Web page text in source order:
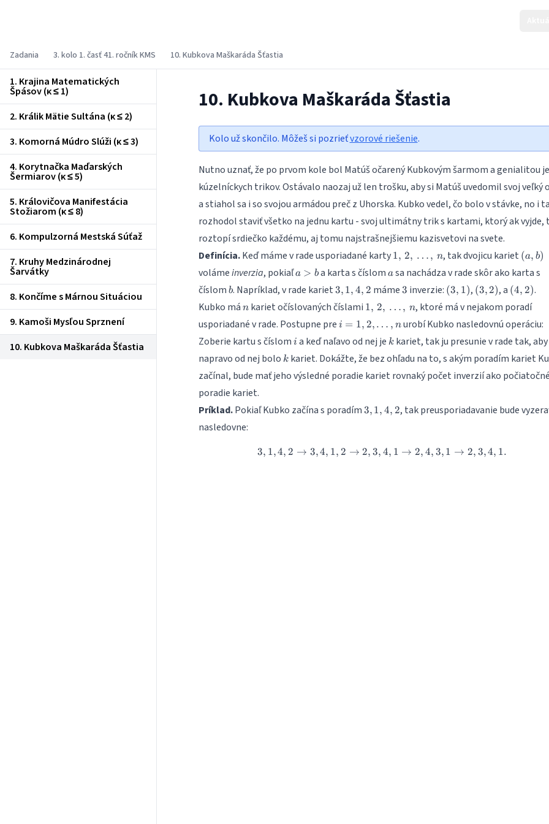
Zadania 3. kolo 1. časť 41. ročník KMS 10. Kubkova Maškaráda Šťastia
1. Krajina Matematických
Špásov (κ ≤ 1)
2. Králik Mätie Sultána (κ ≤ 2)
3. Komorná Múdro Slúži (κ ≤ 3)
4. Korytnačka Maďarských
Šermiarov (κ ≤ 5)
5. Královičova Manifestácia
Stožiarom (κ ≤ 8)
6. Kompulzorná Mestská Súťaž
7. Kruhy Medzinárodnej
Šarvátky
8. Končíme s Márnou Situáciou
9. Kamoši Mysľou Sprznení
10. Kubkova Maškaráda Šťastia
10. Kubkova Maškaráda Šťastia
Kolo už skončilo. Môžeš si pozrieťvzorové riešenie.
Nutno uznať, že po prvom kole bol Matúš očarený Kubkovým šarmom a genialitou
kúzelníckych trikov. Ostávalo naozaj už len trošku, aby si Matúš uvedomil svoj veľký
a stiahol sa i so svojou armádou preč z Uhorska. Kubko vedel, čo bolo v stávke, no i
rozhodol staviť všetko na jednu kartu - svoj ultimátny trik s kartami, ktorý ak vyjde,
roztopí srdiečko každému, aj tomu najstrašnejšiemu kazisvetovi na svete.
Definícia.Keď máme v rade usporiadané karty 1,\, 2,\,
\dots,\,
n
1, 2, … , n, tak dvojicu kariet (a,
b)
(a, b)
volámeinverzia, pokiaľa
b
a > ba karta s číslom a
asa nachádza v rade skôr ako karta s
číslom b
b. Napríklad, v rade kariet 3,1,4,2
3, 1, 4, 2 máme 3
3 inverzie: (3,1)
(3, 1), (3,2)
(3, 2), a (4,2)
(4, 2).
Kubko má n
nkariet očíslovaných číslami 1,\,2,\,\dots,\,
n
1, 2, … , n, ktoré má v nejakom poradí
usporiadané v rade. Postupne pre i = 1,
\dots,
n
i = 1, 2, … , nurobí Kubko nasledovnú operáciu:
Zoberie kartu s číslom i
i a keď naľavo od nej je k
k kariet, tak ju presunie v rade tak, aby
napravo od nej bolo k
k kariet. Dokážte, že bez ohľadu na to, s akým poradím kariet
začínal, bude mať jeho výsledné poradie kariet rovnaký počet inverzií ako počiatočné
poradie kariet.
Príklad.Pokiaľ Kubko začína s poradím 3,1,4,2
3, 1, 4, 2, tak preusporiadavanie bude
nasledovne:
3,1,4,2\to 3,4,1,2\to 2,3,4,1\to
3, 1,4, 2 → 3,4, 1, 2 → 2, 3, 4, 1 → 2, 4, 3, 1 → 2, 3,4, 1.